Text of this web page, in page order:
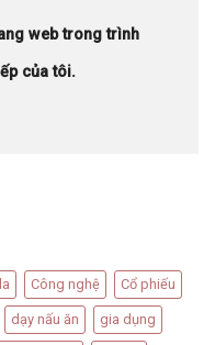
web trong trình
của tôi.
Công nghệ Cổ phiếu
dạy nấu ăn gia dụng